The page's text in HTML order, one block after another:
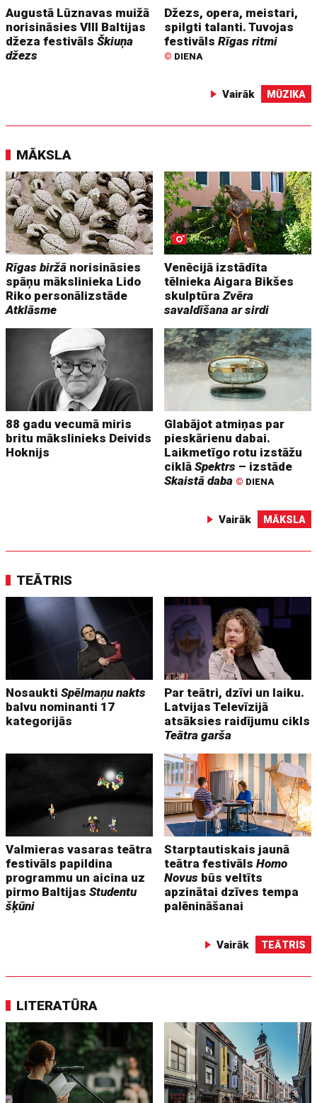
Augustā Lūznavas muižā
norisināsies VIII Baltijas
džeza festivālsŠkiuņa
džezs
Džezs, opera, meistari,
spilgti talanti. Tuvojas
festivālsRīgas ritmi
© DIENA
Vairāk MŪZIKA
MĀKSLA
Rīgas biržā norisināsies
spāņu mākslinieka Lido
Riko personālizstāde
Atklāsme
Venēcijā izstādīta
tēlnieka Aigara Bikšes
skulptūraZvēra
savaldīšana ar sirdi
88 gadu vecumā miris
britu mākslinieks Deivids
Hoknijs
Glabājot atmiņas par
pieskārienu dabai.
Laikmetīgo rotu izstāžu
ciklāSpektrs – izstāde
Skaistā daba © DIENA
Vairāk MĀKSLA
TEĀTRIS
NosauktiSpēlmaņu nakts
balvu nominanti 17
kategorijās
Par teātri, dzīvi un laiku.
Latvijas Televīzijā
atsāksies raidījumu cikls
Teātra garša
Valmieras vasaras teātra
festivāls papildina
programmu un aicina uz
pirmo BaltijasStudentu
šķūni
Starptautiskais jaunā
teātra festivālsHomo
Novus būs veltīts
apzinātai dzīves tempa
palēnināšanai
Vairāk TEĀTRIS
LITERATŪRA